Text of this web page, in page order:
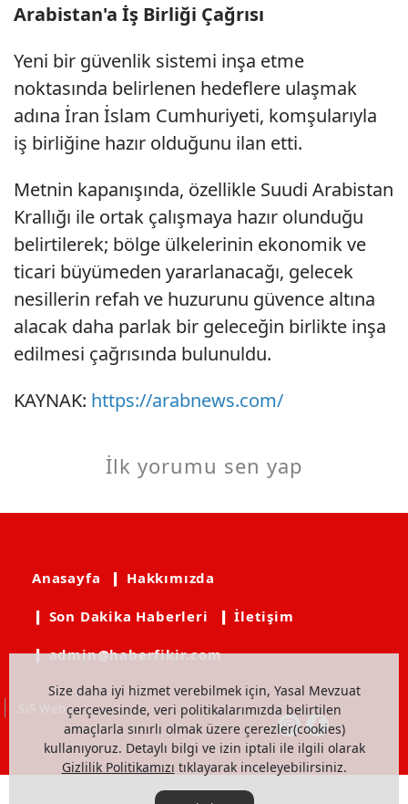
Arabistan'a İş Birliği Çağrısı
Yeni bir güvenlik sistemi inşa etme
noktasında belirlenen hedeflere ulaşmak
adına İran İslam Cumhuriyeti, komşularıyla
iş birliğine hazır olduğunu ilan etti.
Metnin kapanışında, özellikle Suudi Arabistan
Krallığı ile ortak çalışmaya hazır olunduğu
belirtilerek; bölge ülkelerinin ekonomik ve
ticari büyümeden yararlanacağı, gelecek
nesillerin refah ve huzurunu güvence altına
alacak daha parlak bir geleceğin birlikte inşa
edilmesi çağrısında bulunuldu.
KAYNAK: https://arabnews.com/
İlk yorumu sen yap
Size daha iyi hizmet verebilmek için, Yasal Mevzuat
çerçevesinde, veri politikalarımızda belirtilen
amaçlarla sınırlı olmak üzere çerezler(cookies)
kullanıyoruz. Detaylı bilgi ve izin iptali ile ilgili olarak
Gizlilik Politikamızı tıklayarak inceleyebilirsiniz.
Anasayfa ❙ Hakkımızda
❙ Son Dakika Haberleri ❙ İletişim
❙ admin@haberfikir.com
SiS Web